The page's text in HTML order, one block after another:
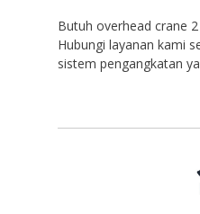
Butuh overhead crane
Hubungi layanan kami
sistem pengangkatan